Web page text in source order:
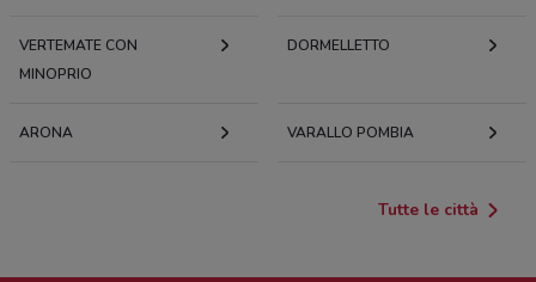
VERTEMATE CON
MINOPRIO
DORMELLETTO
ARONA VARALLO POMBIA
Tutte le città